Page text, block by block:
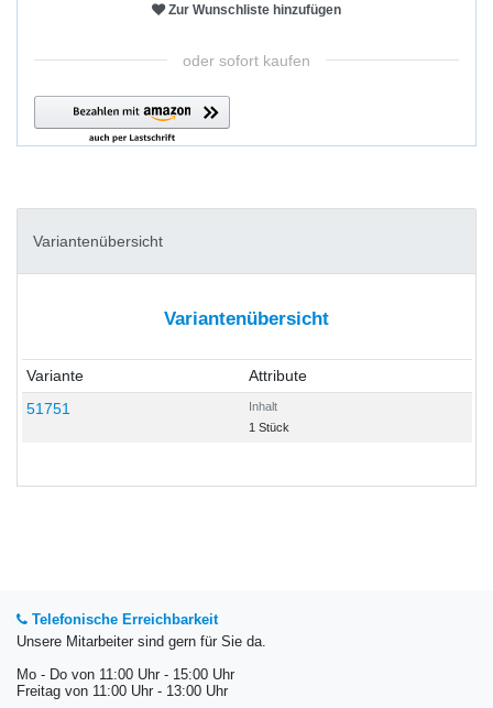
Zur Wunschliste hinzufügen
oder sofort kaufen
Variantenübersicht
Variantenübersicht
Variante
Attribute
51751
Inhalt
1 Stück
Telefonische Erreichbarkeit
Unsere Mitarbeiter sind gern für Sie da.
Mo - Do von 11:00 Uhr - 15:00 Uhr
Freitag von 11:00 Uhr - 13:00 Uhr